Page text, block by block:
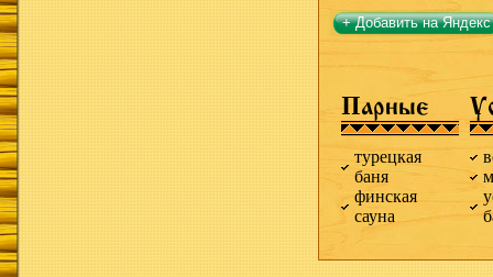
+ Добавить на Яндекс
Парные
турецкая
баня
финская
сауна